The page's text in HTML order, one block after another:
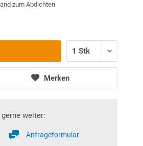
zum Abdichten
Merken
weiter:
Anfrageformular